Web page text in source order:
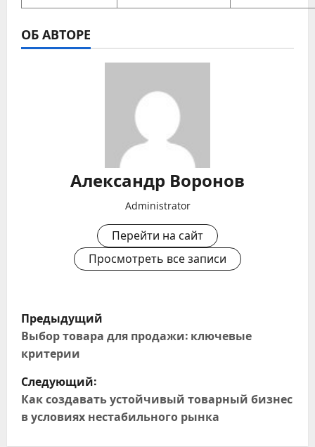
ОБ АВТОРЕ
Александр Воронов
Administrator
Перейти на сайт
Просмотреть все записи
Н
а
в
и
г
Предыдущий
Выбор товара для продажи: ключевые
критерии
Следующий:
Как создавать устойчивый товарный бизнес
в условиях нестабильного рынка